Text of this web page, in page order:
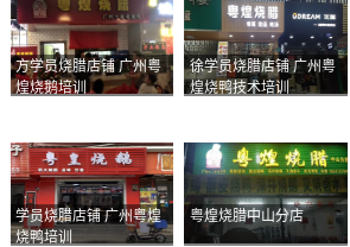
方学员烧腊店铺 广州粤
煌烧鹅培训
徐学员烧腊店铺 广州粤
煌烧鸭技术培训
学员烧腊店铺 广州粤煌
烧鸭培训
粤煌烧腊中山分店